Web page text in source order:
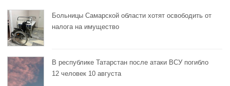
Больницы Самарской области хотят освободить от
налога на имущество
В республике Татарстан после атаки ВСУ погибло
12 человек 10 августа